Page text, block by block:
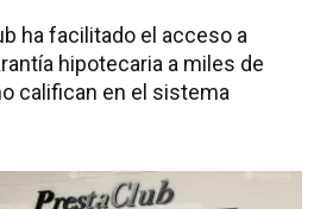
ha facilitado el acceso a
hipotecaria a miles de
califican en el sistema